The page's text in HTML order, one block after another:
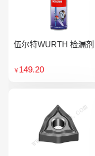
伍尔特WURTH 检漏剂
￥ 149.20